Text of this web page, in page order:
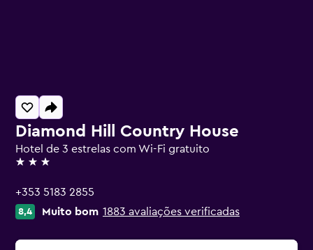
Diamond Hill Country House
Hotel de 3 estrelas com Wi-Fi gratuito
3 estrelas
+353 5183 2855
8,4 Muito bom 1883 avaliações verificadas